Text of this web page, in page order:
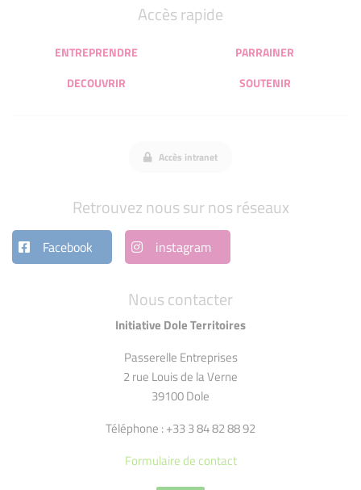
Nous contacter
Initiative Dole Territoires
Passerelle Entreprises
2 rue Louis de la Verne
39100 Dole
Téléphone : +33 3 84 82 88 92
Formulaire de contact
Accès rapide
ENTREPRENDRE
PARRAINER
DECOUVRIR
SOUTENIR
Accès intranet
Retrouvez nous sur nos réseaux
Facebook instagram